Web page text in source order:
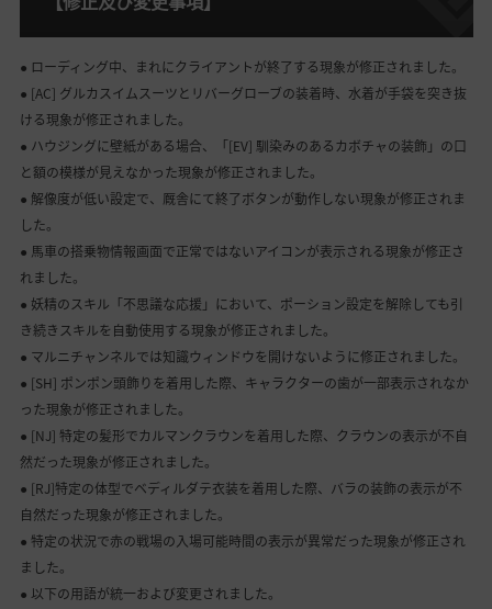
● ローディング中、まれにクライアントが終了する現象が修正されました。
● [AC] グルカスイムスーツとリバーグローブの装着時、水着が手袋を突き抜
ける現象が修正されました。
● ハウジングに壁紙がある場合、「[EV] 馴染みのあるカボチャの装飾」の口
と額の模様が見えなかった現象が修正されました。
● 解像度が低い設定で、厩舎にて終了ボタンが動作しない現象が修正されま
した。
● 馬車の搭乗物情報画面で正常ではないアイコンが表示される現象が修正さ
れました。
● 妖精のスキル「不思議な応援」において、ポーション設定を解除しても引
き続きスキルを自動使用する現象が修正されました。
● マルニチャンネルでは知識ウィンドウを開けないように修正されました。
● [SH] ポンポン頭飾りを着用した際、キャラクターの歯が一部表示されなか
った現象が修正されました。
● [NJ] 特定の髪形でカルマンクラウンを着用した際、クラウンの表示が不自
然だった現象が修正されました。
● [RJ]特定の体型でベディルダテ衣装を着用した際、バラの装飾の表示が不
自然だった現象が修正されました。
● 特定の状況で赤の戦場の入場可能時間の表示が異常だった現象が修正され
ました。
● 以下の用語が統一および変更されました。